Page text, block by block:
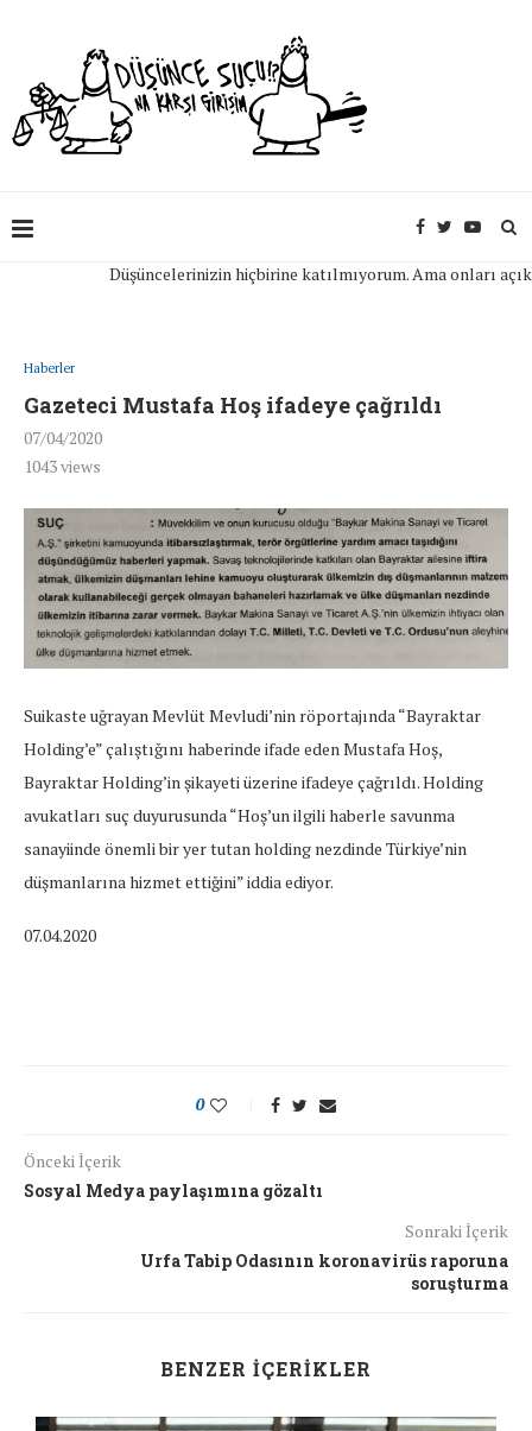
Düşüncelerinizin hiçbirine katılmıyorum. Ama onları açıkça
Haberler
Gazeteci Mustafa Hoş ifadeye çağrıldı
07/04/2020
1043views
Suikaste uğrayan Mevlüt Mevludi’nin röportajında “Bayraktar
Holding’e” çalıştığını haberinde ifade eden Mustafa Hoş,
Bayraktar Holding’in şikayeti üzerine ifadeye çağrıldı. Holding
avukatları suç duyurusunda “Hoş’un ilgili haberle savunma
sanayiinde önemli bir yer tutan holding nezdinde Türkiye’nin
düşmanlarına hizmet ettiğini” iddia ediyor.
07.04.2020
0
Önceki İçerik
Sosyal Medya paylaşımına gözaltı
Sonraki İçerik
Urfa Tabip Odasının koronavirüs raporuna
soruşturma
BENZER İÇERIKLER